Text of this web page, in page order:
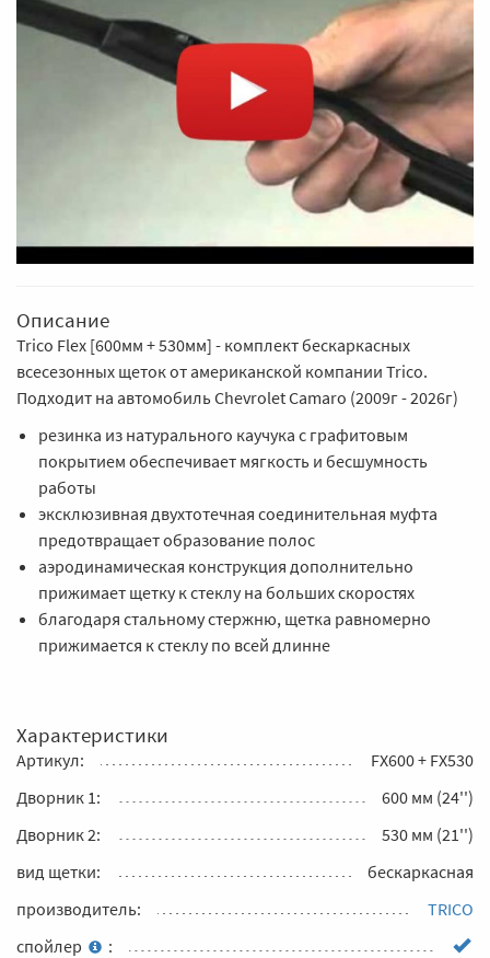
Описание
Trico Flex [600мм + 530мм] - комплект бескаркасных
всесезонных щеток от американской компании Trico.
Подходит на автомобиль Chevrolet Camaro (2009г - 2026г)
резинка из натурального каучука с графитовым
покрытием обеспечивает мягкость и бесшумность
работы
эксклюзивная двухтотечная соединительная муфта
предотвращает образование полос
аэродинамическая конструкция дополнительно
прижимает щетку к стеклу на больших скоростях
благодаря стальному стержню, щетка равномерно
прижимается к стеклу по всей длинне
Характеристики
Артикул:
FX600 + FX530
Дворник 1:
600 мм (24'')
Дворник 2:
530 мм (21'')
вид щетки:
бескаркасная
производитель:
TRICO
спойлер
: